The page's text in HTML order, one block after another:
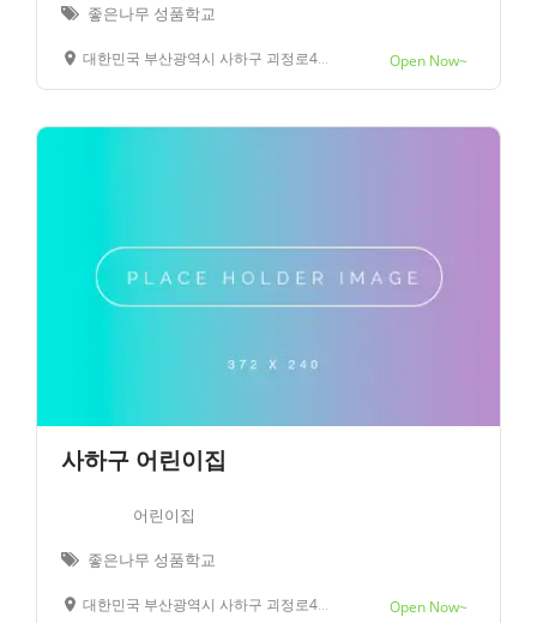
좋은나무 성품학교
대한민국 부산광역시 사하구 괴정로43번길 10 Open Now~
사하구 어린이집
어린이집
좋은나무 성품학교
대한민국 부산광역시 사하구 괴정로43번길 10 Open Now~